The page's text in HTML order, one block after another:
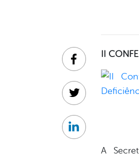
II
A
Facebook
Twitter
Linkedin